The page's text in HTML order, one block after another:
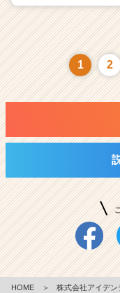
1 2
HOME ＞ 株式会社アイデン